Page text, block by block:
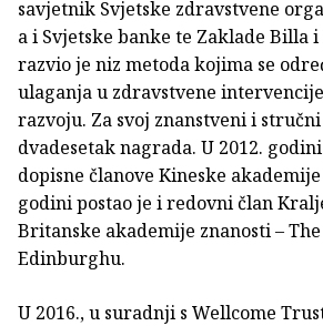
savjetnik Svjetske zdravstvene
a i Svjetske banke te Zaklade Billa
razvio je niz metoda kojima se
ulaganja u zdravstvene
razvoju. Za svoj znanstveni i
dvadesetak nagrada. U 2012.
dopisne članove Kineske
godini postao je i redovni član
Britanske akademije znanosti –
Edinburghu.
U 2016., u suradnji s Wellcome